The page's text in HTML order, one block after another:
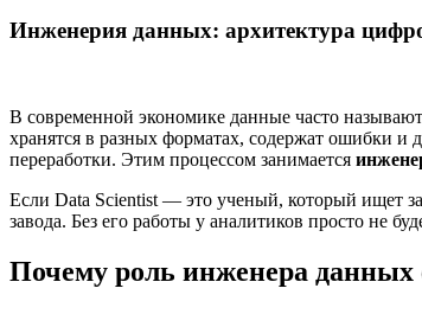
Инженерия данных: архитектура
В современной экономике данные часто
хранятся в разных форматах, содержат ошибки и
переработки. Этим процессом занимается
Если Data Scientist — это ученый, который ищет
завода. Без его работы у аналитиков просто не
Почему роль инженера данных